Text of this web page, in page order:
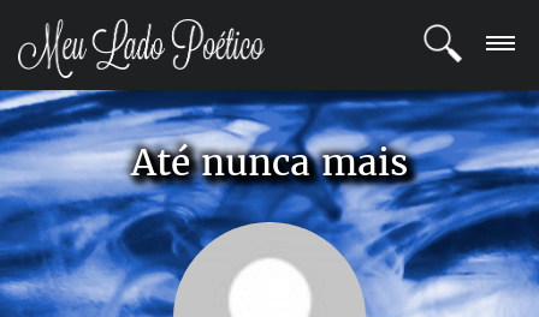
LOGIN
REGISTRO
POETAS
BLOG
Até nunca mais